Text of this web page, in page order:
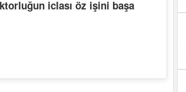
iclası öz işini başa